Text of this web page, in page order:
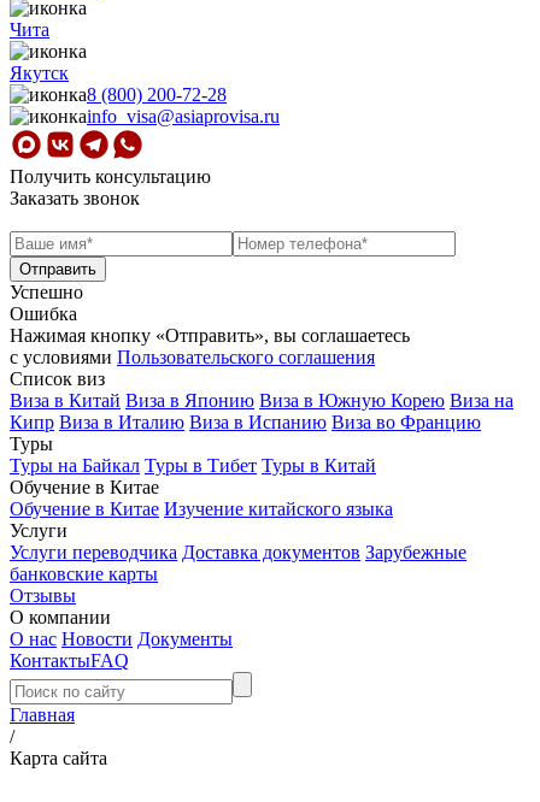
Чита
Якутск
8 (800) 200-72-28
info_visa@asiaprovisa.ru
Получить консультацию
Заказать звонок
Успешно
Ошибка
Нажимая кнопку «Отправить», вы соглашаетесь
с условиями Пользовательского соглашения
Список виз
Виза в Китай Виза в Японию Виза в Южную Корею Виза на
Кипр Виза в Италию Виза в Испанию Виза во Францию
Туры
Туры на Байкал Туры в Тибет Туры в Китай
Обучение в Китае
Обучение в Китае Изучение китайского языка
Услуги
Услуги переводчика Доставка документов Зарубежные
банковские карты
Отзывы
О компании
О нас Новости Документы
КонтактыFAQ
Главная
/
Карта сайта